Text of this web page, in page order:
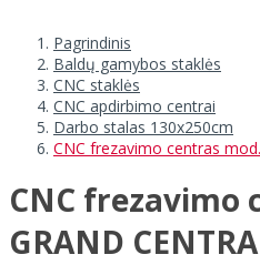
Pagrindinis
Baldų gamybos staklės
CNC staklės
CNC apdirbimo centrai
Darbo stalas 130x250cm
CNC frezavimo centras
CNC frezavimo
GRAND